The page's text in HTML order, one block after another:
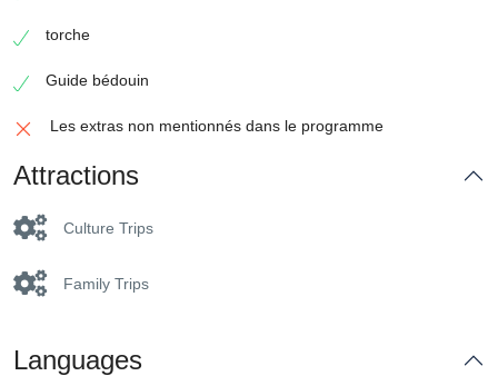
torche
Guide bédouin
Les extras non mentionnés dans le programme
Attractions
Culture Trips
Family Trips
Languages